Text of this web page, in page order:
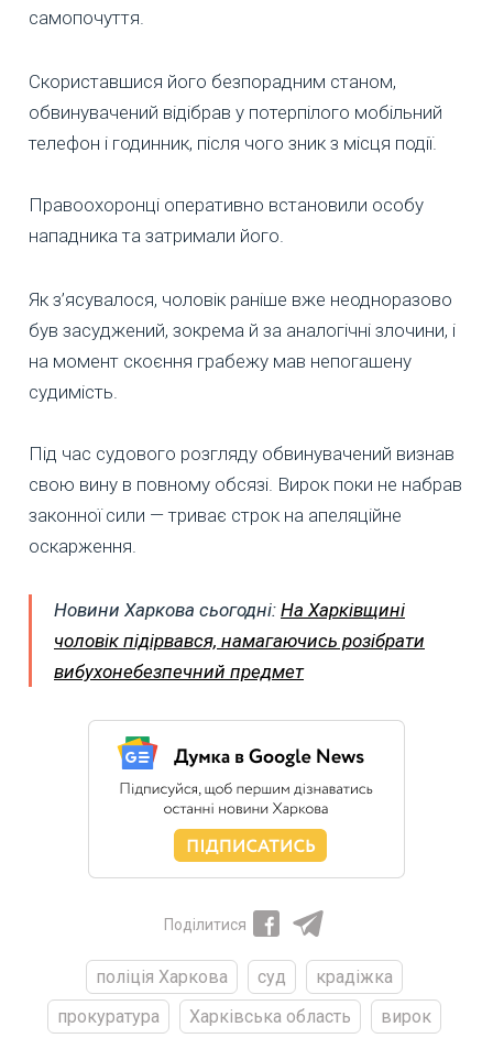
самопочуття.
Скориставшися його безпорадним станом,
обвинувачений відібрав у потерпілого мобільний
телефон і годинник, після чого зник з місця події.
Правоохоронці оперативно встановили особу
нападника та затримали його.
Як з’ясувалося, чоловік раніше вже неодноразово
був засуджений, зокрема й за аналогічні злочини, і
на момент скоєння грабежу мав непогашену
судимість.
Під час судового розгляду обвинувачений визнав
свою вину в повному обсязі. Вирок поки не набрав
законної сили — триває строк на апеляційне
оскарження.
Новини Харкова сьогодні: На Харківщині
чоловік підірвався, намагаючись розібрати
вибухонебезпечний предмет
Поділитися
поліція Харкова суд
крадіжка
прокуратура
Харківська область вирок